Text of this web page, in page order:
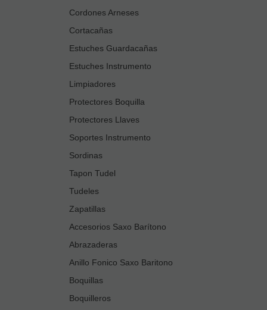
Cordones Arneses
Cortacañas
Estuches Guardacañas
Estuches Instrumento
Limpiadores
Protectores Boquilla
Protectores Llaves
Soportes Instrumento
Sordinas
Tapon Tudel
Tudeles
Zapatillas
Accesorios Saxo Barítono
Abrazaderas
Anillo Fonico Saxo Baritono
Boquillas
Boquilleros